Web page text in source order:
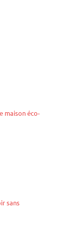
maison éco-
sans